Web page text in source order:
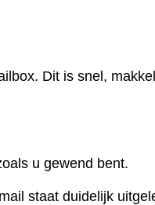
Dit is snel,
u gewend bent.
staat duidelijk